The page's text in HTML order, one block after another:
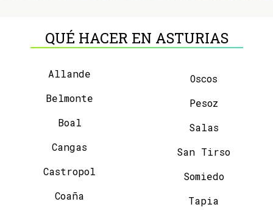
QUÉ HACER EN ASTURIAS
Allande
Belmonte
Boal
Cangas
Castropol
Coaña
Oscos
Pesoz
Salas
San Tirso
Somiedo
Tapia